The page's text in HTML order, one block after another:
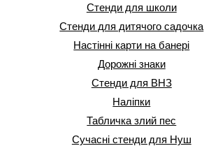
Стенди для школи
Стенди для дитячого садочка
Настінні карти на банері
Дорожні знаки
Стенди для ВНЗ
Наліпки
Табличка злий пес
Сучасні стенди для Нуш